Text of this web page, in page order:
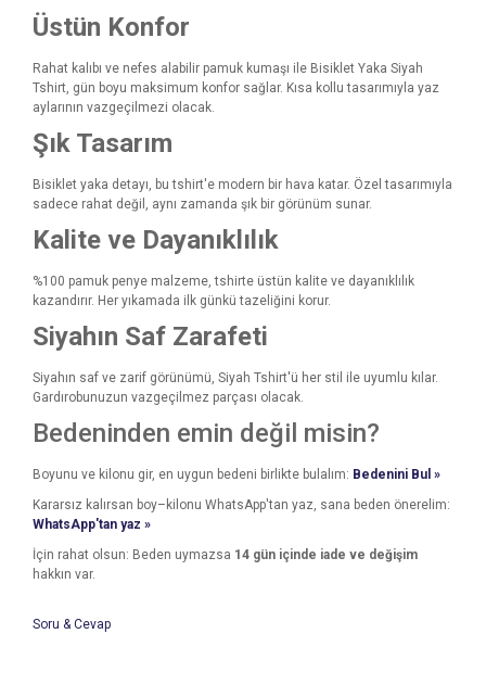
Üstün Konfor
Rahat kalıbı ve nefes alabilir pamuk kumaşı ile Bisiklet Yaka Siyah
Tshirt, gün boyu maksimum konfor sağlar. Kısa kollu tasarımıyla yaz
aylarının vazgeçilmezi olacak.
Şık Tasarım
Bisiklet yaka detayı, bu tshirt'e modern bir hava katar. Özel tasarımıyla
sadece rahat değil, aynı zamanda şık bir görünüm sunar.
Kalite ve Dayanıklılık
%100 pamuk penye malzeme, tshirte üstün kalite ve dayanıklılık
kazandırır. Her yıkamada ilk günkü tazeliğini korur.
Siyahın Saf Zarafeti
Siyahın saf ve zarif görünümü, Siyah Tshirt'ü her stil ile uyumlu kılar.
Gardırobunuzun vazgeçilmez parçası olacak.
Bedeninden emin değil misin?
Boyunu ve kilonu gir, en uygun bedeni birlikte bulalım: Bedenini Bul »
Kararsız kalırsan boy–kilonu WhatsApp'tan yaz, sana beden önerelim:
WhatsApp'tan yaz »
İçin rahat olsun: Beden uymazsa 14 gün içinde iade ve değişim
hakkın var.
Soru & Cevap